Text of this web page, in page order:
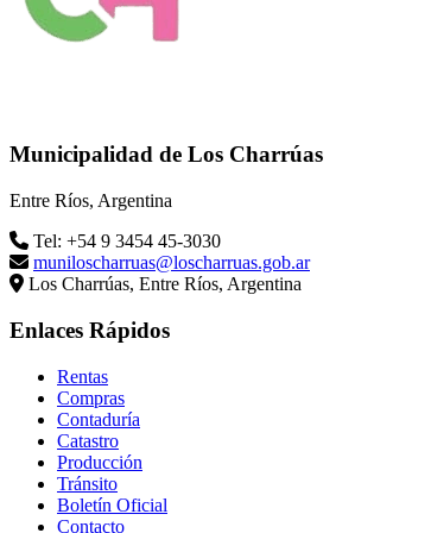
Municipalidad de Los Charrúas
Entre Ríos, Argentina
Tel: +54 9 3454 45-3030
muniloscharruas@loscharruas.gob.ar
Los Charrúas, Entre Ríos, Argentina
Enlaces Rápidos
Rentas
Compras
Contaduría
Catastro
Producción
Tránsito
Boletín Oficial
Contacto